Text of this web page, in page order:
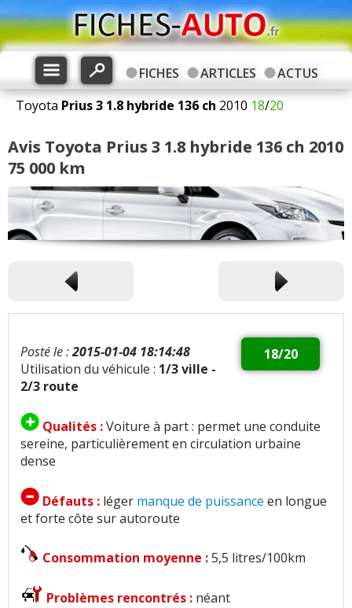
FICHES ARTICLES
ACTUS
Toyota Prius 3 1.8 hybride 136 ch 2010 18/20
Avis Toyota Prius 3 1.8 hybride 136 ch 2010
75 000 km
18/20
Posté le :2015-01-04 18:14:48
Utilisation du véhicule : 1/3 ville -
2/3 route
Qualités :Voiture à part : permet une conduite
sereine, particulièrement en circulation urbaine
dense
Défauts : léger manque de puissance en longue
et forte côte sur autoroute
Consommation moyenne :5,5 litres/100km
Problèmes rencontrés : néant